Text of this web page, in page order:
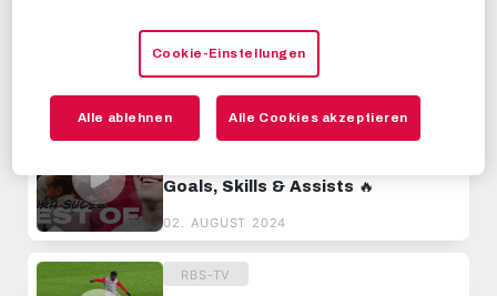
Dieses Video teilen:
Tweet
EMPFOHLENE VIDEOS
RBS-TV
Goals, Skills & Assists 🔥
02. AUGUST 2024
RBS-TV
Cookie-Einstellungen
Alle ablehnen Alle Cookies akzeptieren